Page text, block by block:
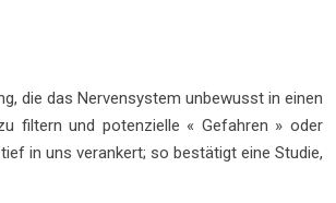
die das Nervensystem unbewusst in einen
filtern und potenzielle « Gefahren » oder
in uns verankert; so bestätigt eine Studie,